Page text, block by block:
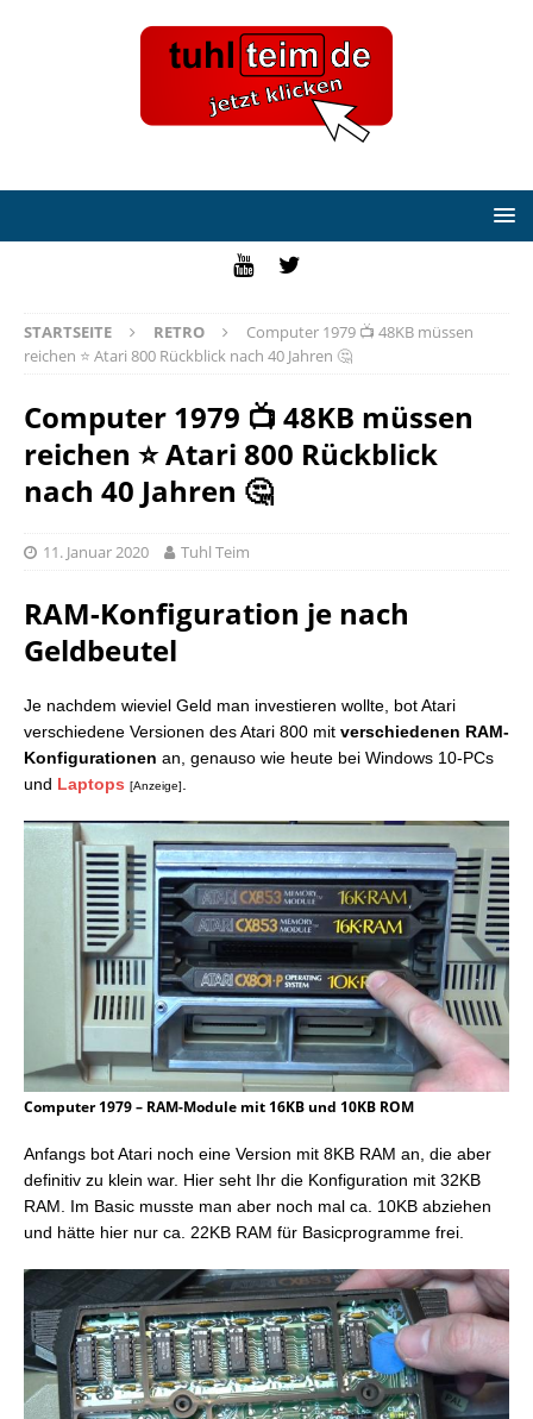
STARTSEITE RETRO
Computer 1979 📺 48KB müssen
reichen ⭐ Atari 800 Rückblick nach 40 Jahren 🤔
Computer 1979 📺 48KB müssen
reichen ⭐ Atari 800 Rückblick
nach 40 Jahren 🤔
11. Januar 2020 Tuhl Teim
RAM-Konfiguration je nach
Geldbeutel
Je nachdem wieviel Geld man investieren wollte, bot Atari
verschiedene Versionen des Atari 800 mit verschiedenen RAM-
Konfigurationen an, genauso wie heute bei Windows 10-PCs
und Laptops [Anzeige]
Computer 1979 – RAM-Module mit 16KB und 10KB ROM
Anfangs bot Atari noch eine Version mit 8KB RAM an, die aber
definitiv zu klein war. Hier seht Ihr die Konfiguration mit 32KB
RAM. Im Basic musste man aber noch mal ca. 10KB abziehen
und hätte hier nur ca. 22KB RAM für Basicprogramme frei.